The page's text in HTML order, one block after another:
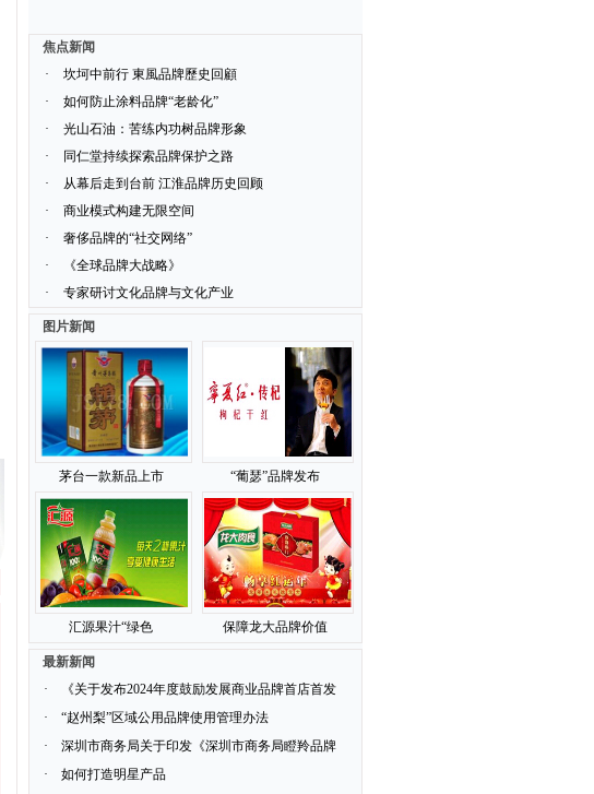
焦点新闻
·
坎坷中前行 東風品牌歷史回顧
·
如何防止涂料品牌“老龄化”
·
光山石油：苦练内功树品牌形象
·
同仁堂持续探索品牌保护之路
·
从幕后走到台前 江淮品牌历史回顾
·
商业模式构建无限空间
·
奢侈品牌的“社交网络”
·
《全球品牌大战略》
·
专家研讨文化品牌与文化产业
图片新闻
茅台一款新品上市 “葡瑟”品牌发布
汇源果汁“绿色 保障龙大品牌价值
最新新闻
·
《关于发布2024年度鼓励发展商业品牌首店首发
·
“赵州梨”区域公用品牌使用管理办法
·
深圳市商务局关于印发《深圳市商务局瞪羚品牌
·
如何打造明星产品